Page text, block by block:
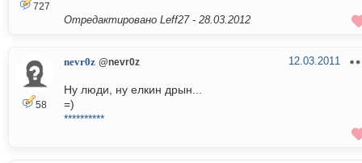
727
Отредактировано Leff27 - 28.03.2012
58
nevr0z @nevr0z 12.03.2011
Ну люди, ну елкин дрын...
=)
**********